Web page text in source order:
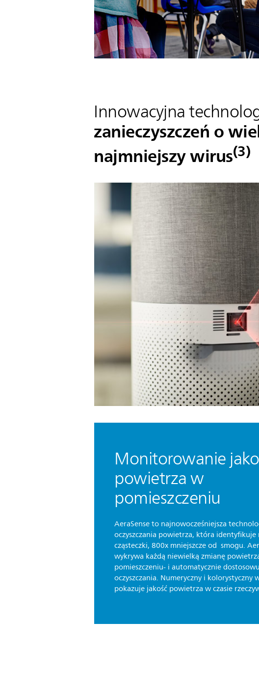
Innowacyjna
zanieczyszczeń o
najmniejszy wirus(3)
Monitorowanie
powietrza w
pomieszczeniu
AeraSense to najnowocześniejsza
oczyszczania powietrza, która
cząsteczki, 800x mniejszcze od smogu.
wykrywa każdą niewielką zmianę
pomieszczeniu- i automatycznie
oczyszczania. Numeryczny i kolorystyczny
pokazuje jakość powietrza w czasie